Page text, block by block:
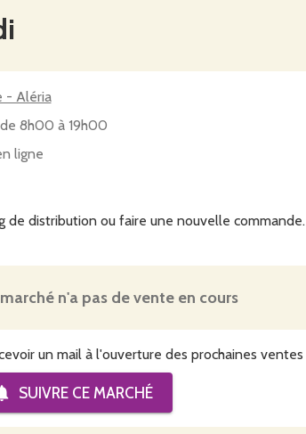
- Aléria
8h00 à 19h00
ligne
de distribution ou faire une nouvelle commande.
un mail à l'ouverture des prochaines ventes
SUIVRE CE MARCHÉ
n'a pas de vente en cours